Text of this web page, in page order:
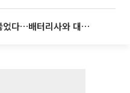
포스코퓨처엠, LFP 시장 뚫었다…배터리사와 대규모 장기 공급 합의